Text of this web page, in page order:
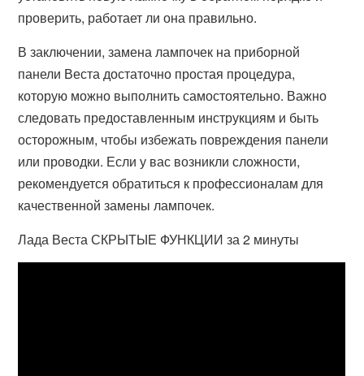
проверить, работает ли она правильно.
В заключении, замена лампочек на приборной
панели Веста достаточно простая процедура,
которую можно выполнить самостоятельно. Важно
следовать предоставленным инструкциям и быть
осторожным, чтобы избежать повреждения панели
или проводки. Если у вас возникли сложности,
рекомендуется обратиться к профессионалам для
качественной замены лампочек.
Лада Веста СКРЫТЫЕ ФУНКЦИИ за 2 минуты